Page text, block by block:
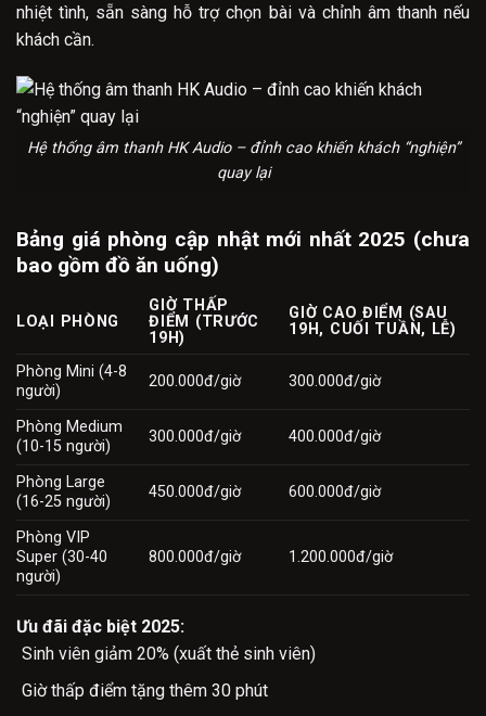
nhiệt tình, sẵn sàng hỗ trợ chọn bài và chỉnh âm thanh nếu
khách cần.
Hệ thống âm thanh HK Audio – đỉnh cao khiến khách “nghiện”
quay lại
Bảng giá phòng cập nhật mới nhất 2025 (chưa
bao gồm đồ ăn uống)
LOẠI PHÒNG
GIỜ THẤP
ĐIỂM (TRƯỚC
19H)
GIỜ CAO ĐIỂM (SAU
19H, CUỐI TUẦN, LỄ)
Phòng Mini (4-8
người)
200.000đ/giờ 300.000đ/giờ
Phòng Medium
(10-15 người)
300.000đ/giờ 400.000đ/giờ
Phòng Large
(16-25 người)
450.000đ/giờ 600.000đ/giờ
Phòng VIP
Super (30-40
người)
800.000đ/giờ 1.200.000đ/giờ
Ưu đãi đặc biệt 2025:
Sinh viên giảm 20% (xuất thẻ sinh viên)
Giờ thấp điểm tặng thêm 30 phút